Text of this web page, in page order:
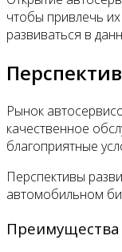
чтобы привлечь
развиваться в
Рынок
качественное
благоприятные
Перспективы
автомобильном
Преимущества